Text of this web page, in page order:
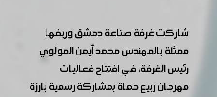
شاركت غرفة صناعة دمشق وريفها
ممثلة بالمهندس محمد أيمن المولوي
رئيس الغرفة، في افتتاح فعاليات
مهرجان ربيع حماة بمشاركة رسمية بارزة